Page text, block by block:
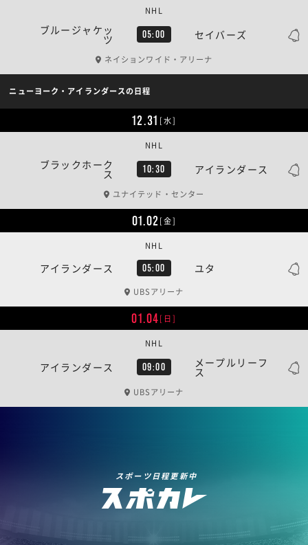
ブルージャケッ
ツ 05:00 セイバーズ
NHL
ネイションワイド・アリーナ
ニューヨーク・アイランダースの日程
12.31 [水]
ブラックホーク
ス 10:30 アイランダース
NHL
ユナイテッド・センター
01.02[金]
アイランダース 05:00 ユタ
NHL
UBSアリーナ
01.04[日]
アイランダース 09:00 メープルリーフ
ス
NHL
UBSアリーナ
スポーツ日程更新中